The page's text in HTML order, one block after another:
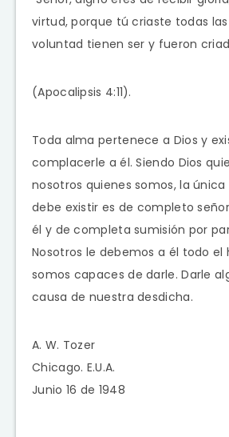
virtud, porque tú criaste todas
voluntad tienen ser y fueron
(Apocalipsis 4:11).
Toda alma pertenece a Dios y
complacerle a él. Siendo Dios
nosotros quienes somos, la
debe existir es de completo
él y de completa sumisión por
Nosotros le debemos a él todo el
somos capaces de darle. Darle
causa de nuestra desdicha.
A. W. Tozer
Chicago. E.U.A.
Junio 16 de 1948